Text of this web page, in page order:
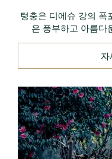
텅충은 디에슈 강의 폭
은 풍부하고 아름다
자